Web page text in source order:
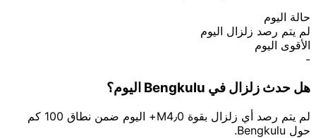
حالة اليوم
لم يتم رصد زلزال اليوم
الأقوى اليوم
-
هل حدث زلزال في Bengkulu اليوم؟
لم يتم رصد أي زلزال بقوة M4٫0+ اليوم ضمن نطاق 100 كم
حول Bengkulu.